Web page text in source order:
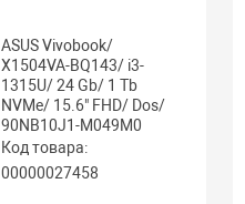
ASUS Vivobook/
X1504VA-BQ143/ i3-
1315U/ 24 Gb/ 1 Tb
NVMe/ 15.6" FHD/ Dos/
90NB10J1-M049M0
Код товара:
00000027458